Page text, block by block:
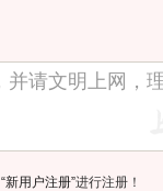
“新用户注册”进行注册！